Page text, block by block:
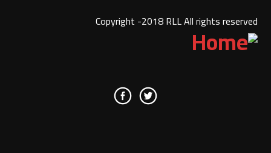
Copyright -2018 RLL All rights reserved